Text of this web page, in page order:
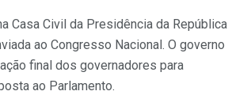
Casa Civil da Presidência da República
ao Congresso Nacional. O governo
final dos governadores para
ao Parlamento.